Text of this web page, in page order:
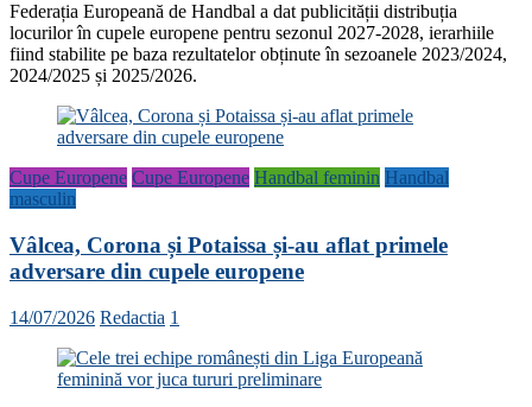
Federația Europeană de Handbal a dat publicității distribuția
locurilor în cupele europene pentru sezonul 2027-2028, ierarhiile
fiind stabilite pe baza rezultatelor obținute în sezoanele 2023/2024,
2024/2025 și 2025/2026.
Cupe Europene Cupe Europene Handbal feminin Handbal
masculin
Vâlcea, Corona și Potaissa și-au aflat primele
adversare din cupele europene
14/07/2026 Redactia 1